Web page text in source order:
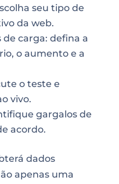
seu tipo de
da web.
carga: defina a
o aumento e a
o teste e
vivo.
gargalos de
acordo.
dados
apenas uma